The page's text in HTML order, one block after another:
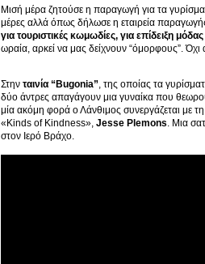
Μισή μέρα ζητούσε η παραγωγή για τα
μέρες αλλά όπως δήλωσε η εταιρεία
για τουριστικές κωμωδίες, για επίδειξη
ωραία, αρκεί να μας δείχνουν “όμορφους”. Όχι
Στην ταινία “Bugonia”, της οποίας τα
δύο άντρες απαγάγουν μια γυναίκα που
μία ακόμη φορά ο Λάνθιμος συνεργάζεται με
«Kinds of Kindness», Jesse Plemons. Μια
στον Ιερό Βράχο.